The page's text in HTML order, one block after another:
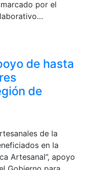
por el
de hasta
de
de la
en la
Artesanal”, apoyo